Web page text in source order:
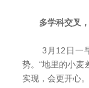
多学科交叉，
3月12日一早
势。“地里的小麦
实现，会更开心。